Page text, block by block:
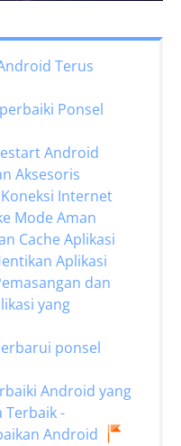
Terus
Ponsel
Android
Aksesoris
Internet
Mode Aman
Cache Aplikasi
Aplikasi
dan
yang
ponsel
Android yang
Terbaik -
Android